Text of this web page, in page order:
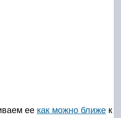
ее как можно ближе к